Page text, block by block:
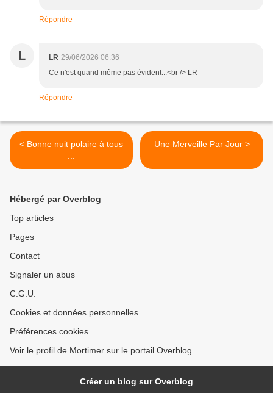
Répondre
L LR 29/06/2026 06:36
Ce n'est quand même pas évident...<br /> LR
Répondre
< Bonne nuit polaire à tous
Une Merveille Par Jour >
Hébergé par Overblog
Top articles
Pages
Contact
Signaler un abus
C.G.U.
Cookies et données personnelles
Préférences cookies
Voir le profil de Mortimer sur le portail Overblog
Créer un blog sur Overblog